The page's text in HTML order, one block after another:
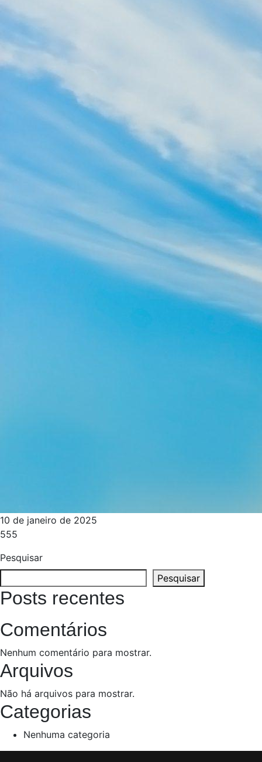
10 de janeiro de 2025
555
Pesquisar
Pesquisar
Posts recentes
Comentários
Nenhum comentário para mostrar.
Arquivos
Não há arquivos para mostrar.
Categorias
Nenhuma categoria